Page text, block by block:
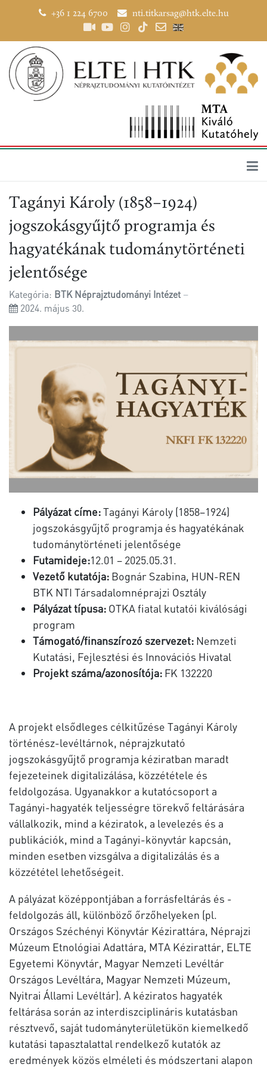
+36 1 224 6700 nti.titkarsag@htk.elte.hu
Tagányi Károly (1858–1924)
jogszokásgyűjtő programja és
hagyatékának tudománytörténeti
jelentősége
Kategória: BTK Néprajztudományi Intézet
2024. május 30.
Pályázat címe:Tagányi Károly (1858–1924)
jogszokásgyűjtő programja és hagyatékának
tudománytörténeti jelentősége
Futamideje:12.01 – 2025.05.31.
Vezető kutatója: Bognár Szabina, HUN-REN
BTK NTI Társadalomnéprajzi Osztály
Pályázat típusa: OTKA fiatal kutatói kiválósági
program
Támogató/finanszírozó szervezet: Nemzeti
Kutatási, Fejlesztési és Innovációs Hivatal
Projekt száma/azonosítója: FK 132220
A projekt elsődleges célkitűzése Tagányi Károly
történész-levéltárnok, néprajzkutató
jogszokásgyűjtő programja kéziratban maradt
fejezeteinek digitalizálása, közzététele és
feldolgozása. Ugyanakkor a kutatócsoport a
Tagányi-hagyaték teljességre törekvő feltárására
vállalkozik, mind a kéziratok, a levelezés és a
publikációk, mind a Tagányi-könyvtár kapcsán,
minden esetben vizsgálva a digitalizálás és a
közzététel lehetőségeit.
A pályázat középpontjában a forrásfeltárás és -
feldolgozás áll, különböző őrzőhelyeken (pl.
Országos Széchényi Könyvtár Kézirattára, Néprajzi
Múzeum Etnológiai Adattára, MTA Kézirattár, ELTE
Egyetemi Könyvtár, Magyar Nemzeti Levéltár
Országos Levéltára, Magyar Nemzeti Múzeum,
Nyitrai Állami Levéltár). A kéziratos hagyaték
feltárása során az interdiszciplináris kutatásban
résztvevő, saját tudományterületükön kiemelkedő
kutatási tapasztalattal rendelkező kutatók az
eredmények közös elméleti és módszertani alapon